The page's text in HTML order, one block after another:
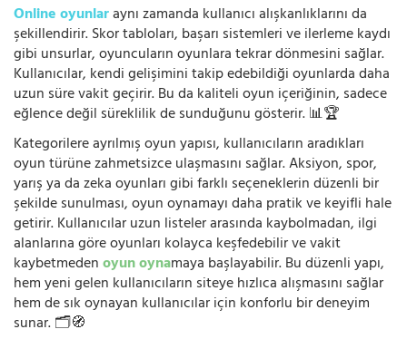
Online oyunlaraynı zamanda kullanıcı alışkanlıklarını da
şekillendirir. Skor tabloları, başarı sistemleri ve ilerleme kaydı
gibi unsurlar, oyuncuların oyunlara tekrar dönmesini sağlar.
Kullanıcılar, kendi gelişimini takip edebildiği oyunlarda daha
uzun süre vakit geçirir. Bu da kaliteli oyun içeriğinin, sadece
eğlence değil süreklilik de sunduğunu gösterir. 📊🏆
Kategorilere ayrılmış oyun yapısı, kullanıcıların aradıkları
oyun türüne zahmetsizce ulaşmasını sağlar. Aksiyon, spor,
yarış ya da zeka oyunları gibi farklı seçeneklerin düzenli bir
şekilde sunulması, oyun oynamayı daha pratik ve keyifli hale
getirir. Kullanıcılar uzun listeler arasında kaybolmadan, ilgi
alanlarına göre oyunları kolayca keşfedebilir ve vakit
kaybetmedenoyun oynamaya başlayabilir. Bu düzenli yapı,
hem yeni gelen kullanıcıların siteye hızlıca alışmasını sağlar
hem de sık oynayan kullanıcılar için konforlu bir deneyim
sunar. 🗂️🧭